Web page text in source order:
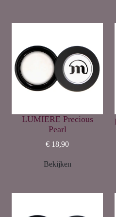
LUMIERE Precious
Pearl
€ 18,90
Bekijken